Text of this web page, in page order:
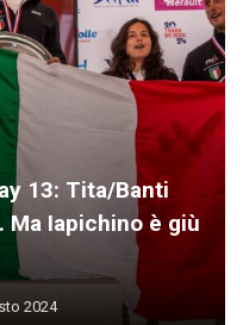
13: Tita/Banti
Ma Iapichino è giù
2024